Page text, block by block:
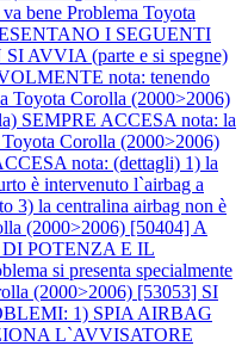
bene Problema Toyota
I SEGUENTI
AVVIA (parte e si spegne)
nota: tenendo
Toyota Corolla (2000>2006)
SEMPRE ACCESA nota: la
Corolla (2000>2006)
nota: (dettagli) 1) la
è intervenuto l`airbag a
3) la centralina airbag non è
(2000>2006) [50404] A
POTENZA E IL
si presenta specialmente
(2000>2006) [53053] SI
1) SPIA AIRBAG
L`AVVISATORE